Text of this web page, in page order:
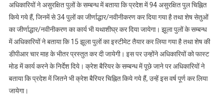
अधिकारियों ने असुरक्षित पुलों के सम्बन्ध में बताया कि प्रदेश में 94 असुरक्षित पुल चिह्नित
किये गये हैं, जिनमें से 34 पुलों का जीर्णाद्धार/नवीनीकरण कर दिया गया है तथा शेष सेतुओं
का जीर्णाद्धार/नवीनीकरण का कार्य भी यथाशीघ्र कर दिया जायेगा। झूला पुलों के सम्बन्ध
में अधिकारियों ने बताया कि 15 झूला पुलों का इस्टीमेट तैयार कर लिया गया है तथा शेष की
डीपीआर चार माह के भीतर प्रस्तुत कर दी जायेगी। इस पर उन्होंने अधिकारियों को फास्ट
मोड में कार्य करने के निर्देश दिये। क्रेश बैरियर के सम्बन्ध में पूछे जाने पर अधिकारियों ने
बताया कि प्रदेश में जितने भी क्रेश बैरियर चिह्नित किये गये हैं, उन्हें इस वर्ष पूर्ण कर लिया
जायेगा।